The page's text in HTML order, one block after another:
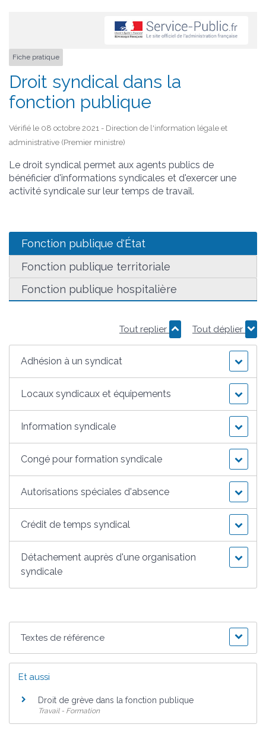
Fiche pratique
Droit syndical dans la
fonction publique
Vérifié le 08 octobre 2021 - Direction de l'information légale et
administrative (Premier ministre)
Le droit syndical permet aux agents publics de
bénéficier d'informations syndicales et d'exercer une
activité syndicale sur leur temps de travail.
Fonction publique d'État
Fonction publique territoriale
Fonction publique hospitalière
Tout replier Tout déplier
Adhésion à un syndicat
Locaux syndicaux et équipements
Information syndicale
Congé pour formation syndicale
Autorisations spéciales d'absence
Crédit de temps syndical
Détachement auprès d'une organisation
syndicale
Textes de référence
Et aussi
Droit de grève dans la fonction publique
Travail - Formation